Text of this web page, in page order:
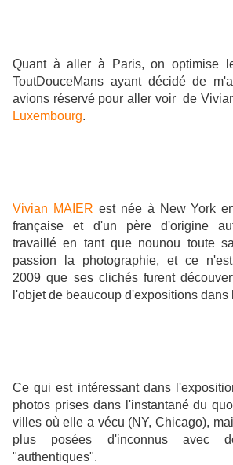
Quant à aller à Paris, on optimise
ToutDouceMans ayant décidé de
avions réservé pour aller voir de
Luxembourg.
Vivian MAIER est née à New York
française et d'un père d'origine
travaillé en tant que nounou toute
passion la photographie, et ce
2009 que ses clichés furent
l'objet de beaucoup d'expositions dans
Ce qui est intéressant dans
photos prises dans l'instantané du
villes où elle a vécu (NY, Chicago),
plus posées d'inconnus avec
"authentiques".